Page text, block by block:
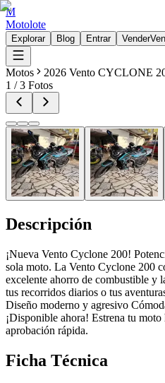
M
Motolote
Explorar Blog Entrar Vender
Motos
2026 Vento CYCLONE
1 /3 Fotos
Descripción
¡Nueva Vento Cyclone 200!
sola moto. La Vento Cyclone 200
excelente ahorro de combustible y
tus recorridos diarios o tus
Diseño moderno y agresivo
¡Disponible ahora! Estrena tu
aprobación rápida.
Ficha Técnica